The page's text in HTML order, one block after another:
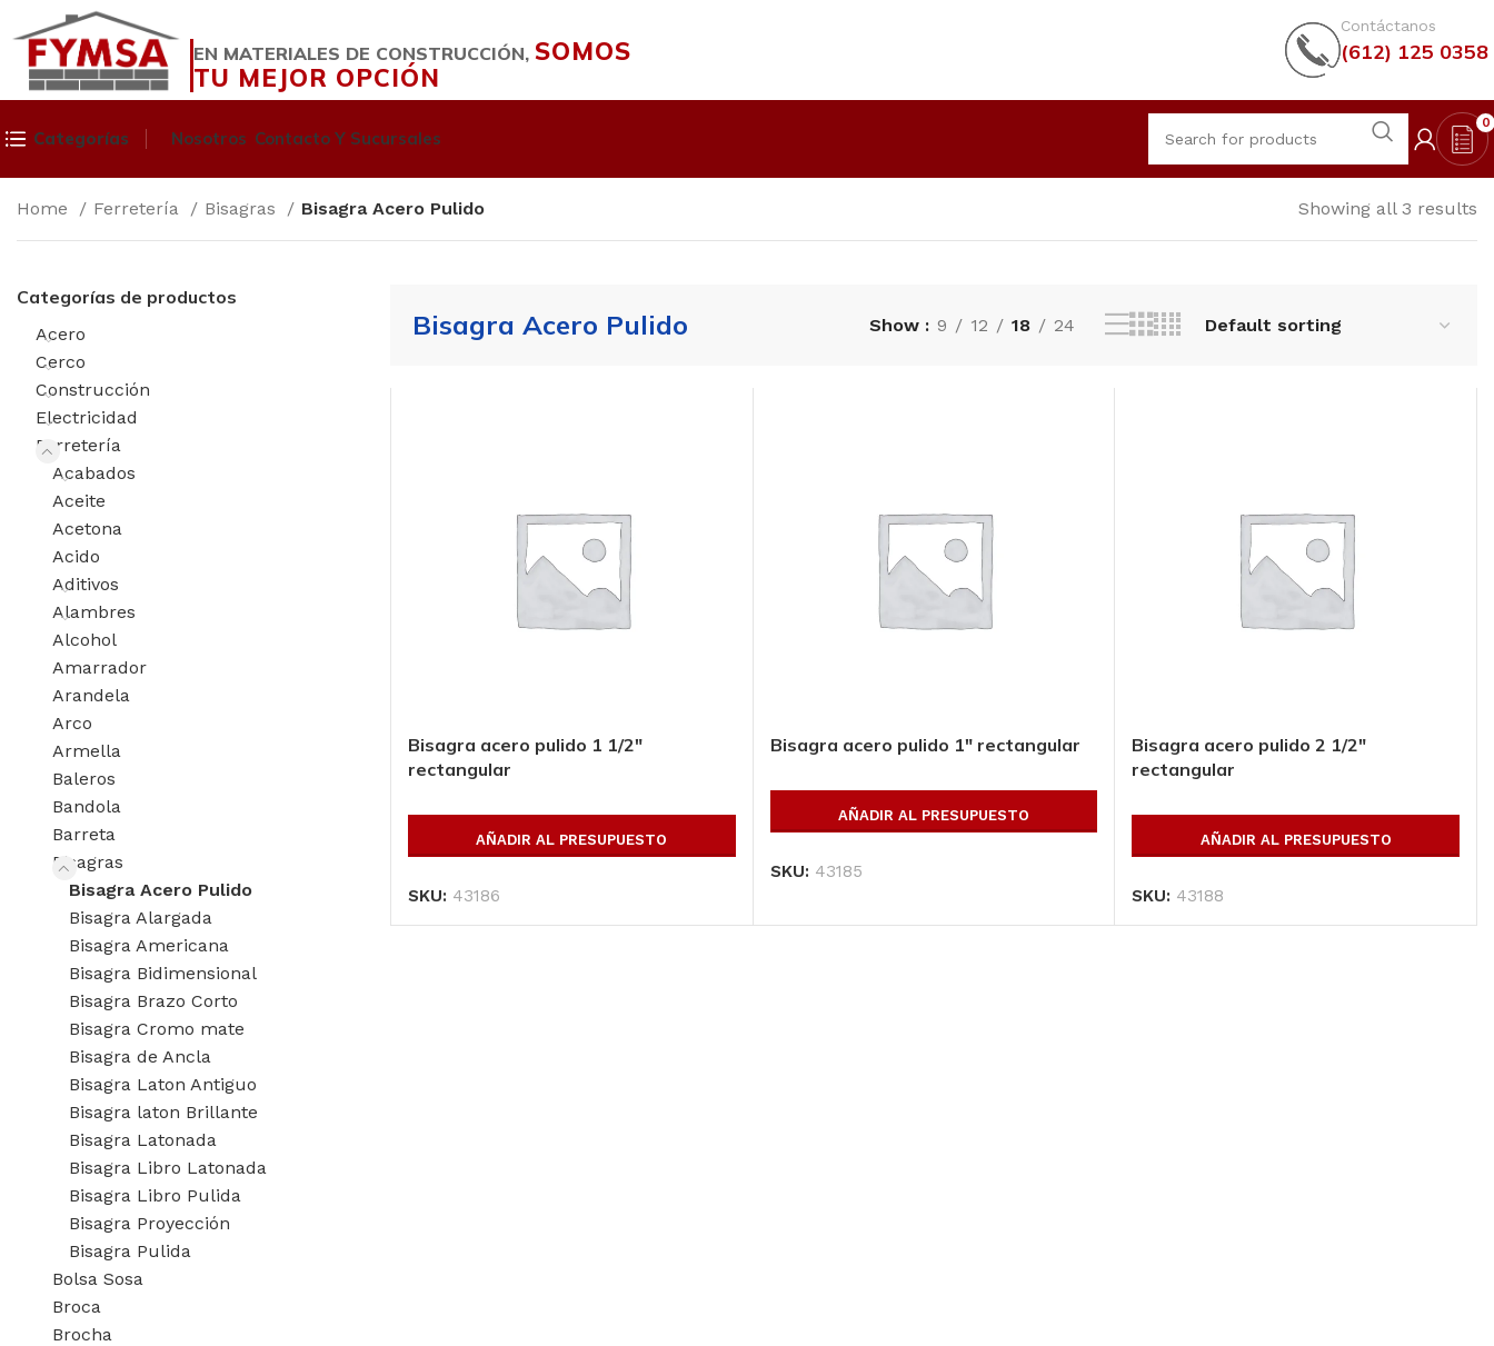
EN MATERIALES DE CONSTRUCCIÓN, SOMOS
TU MEJOR OPCIÓN
Contáctanos
(612) 125 0358
Categorías Nosotros Contacto Y Sucursales
0
Home Ferretería Bisagras Bisagra Acero Pulido Showing all 3 results
Categorías de productos
Acero
Cerco
Construcción
Electricidad
Ferretería
Acabados
Aceite
Acetona
Acido
Aditivos
Alambres
Alcohol
Amarrador
Arandela
Arco
Armella
Baleros
Bandola
Barreta
Bisagras
Bisagra Acero Pulido
Bisagra Alargada
Bisagra Americana
Bisagra Bidimensional
Bisagra Brazo Corto
Bisagra Cromo mate
Bisagra de Ancla
Bisagra Laton Antiguo
Bisagra laton Brillante
Bisagra Latonada
Bisagra Libro Latonada
Bisagra Libro Pulida
Bisagra Proyección
Bisagra Pulida
Bolsa Sosa
Broca
Brocha
Bisagra Acero Pulido Show 9 12 18 24
Bisagra acero pulido 1 1/2″
rectangular
AÑADIR AL PRESUPUESTO
SKU: 43186
Bisagra acero pulido 1″ rectangular
AÑADIR AL PRESUPUESTO
SKU: 43185
Bisagra acero pulido 2 1/2″
rectangular
AÑADIR AL PRESUPUESTO
SKU: 43188